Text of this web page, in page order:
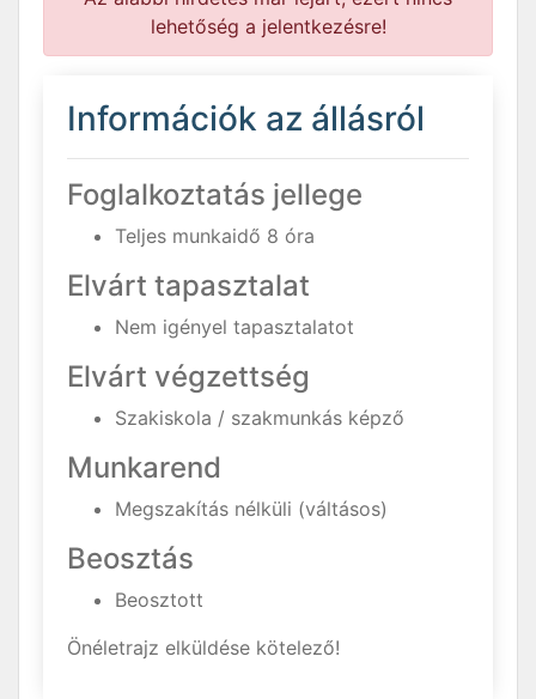
lehetőség a jelentkezésre!
Információk az állásról
Foglalkoztatás jellege
Teljes munkaidő 8 óra
Elvárt tapasztalat
Nem igényel tapasztalatot
Elvárt végzettség
Szakiskola / szakmunkás képző
Munkarend
Megszakítás nélküli (váltásos)
Beosztás
Beosztott
Önéletrajz elküldése kötelező!